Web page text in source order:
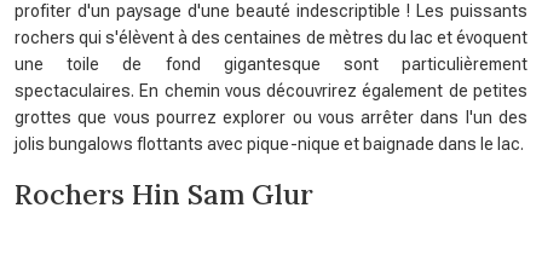
profiter d'un paysage d'une beauté indescriptible ! Les puissants
rochers qui s'élèvent à des centaines de mètres du lac et évoquent
une toile de fond gigantesque sont particulièrement
spectaculaires. En chemin vous découvrirez également de petites
grottes que vous pourrez explorer ou vous arrêter dans l'un des
jolis bungalows flottants avec pique-nique et baignade dans le lac.
Rochers Hin Sam Glur